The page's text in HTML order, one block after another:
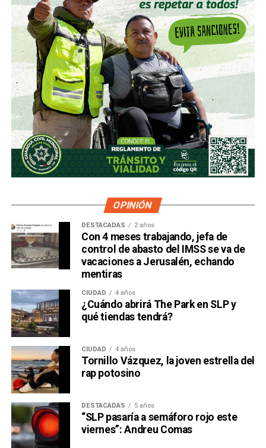
que lo convertiría en el mayor accionista individual de
la compañía.
Esa conversión todavía no ocurre: se proyecta para 2027.
Azcárraga ha reducido considerablemente sus acciones
de la compañía, aunque conserva (vía un fideicomiso
familiar y una clase especial de acciones) el control formal
del voto de la empresa, independientemente de cuánto
capital tenga cada quien. En resumidas cuentas, aunque
Emilio Azcárraga tiene el poder de decisión,el mismo
financiero que reparte el control de El Realito con los
dos hombres más poderosos de Televisa está, al
mismo tiempo, camino a convertirse en el mayor
David Martínez es apodado coloquialmente como “
Fantasma de Wall Street
inmenso en Latinoamérica, especialmente en Argentina,
donde ha servido como negociador para la deuda nacional
y en 2017, fue considerado por Forbes como el hombre
más rico de dicho país. El regiomontano tiene un historial
OPINIÓN
DESTACADAS 2 años
Con 4 meses trabajando, jefa de
control de abasto del IMSS se va de
vacaciones a Jerusalén, echando
mentiras
CIUDAD 4 años
¿Cuándo abrirá The Park en SLP y
qué tiendas tendrá?
CIUDAD 4 años
Tornillo Vázquez, la joven estrella del
rap potosino
DESTACADAS 5 años
“SLP pasaría a semáforo rojo este
viernes”: Andreu Comas